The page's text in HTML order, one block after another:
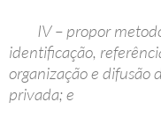
IV – propor
identificação,
organização e difusão
privada; e